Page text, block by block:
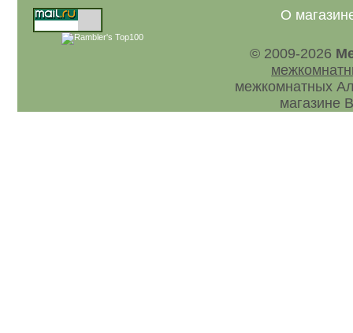
О
© 2009-2026
межкомнатных
магазине